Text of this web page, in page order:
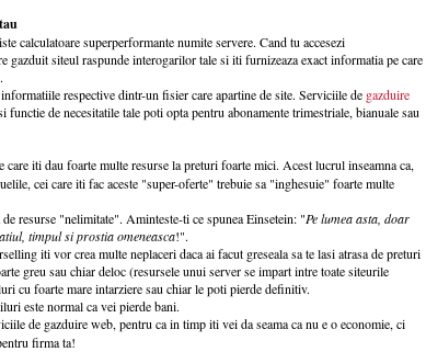
calculatoare superperformante numite servere. Cand tu accesezi
gazduit siteul raspunde interogarilor tale si iti furnizeaza exact informatia pe care
respective dintr-un fisier care apartine de site. Serviciile de gazduire
functie de necesitatile tale poti opta pentru abonamente trimestriale, bianuale sau
care iti dau foarte multe resurse la preturi foarte mici. Acest lucrul inseamna ca,
cei care iti fac aceste "super-oferte" trebuie sa "inghesuie" foarte multe
resurse "nelimitate". Aminteste-ti ce spunea Einsetein: "Pe lumea asta, doar
timpul si prostia omeneasca!".
iti vor crea multe neplaceri daca ai facut greseala sa te lasi atrasa de preturi
greu sau chiar deloc (resursele unui server se impart intre toate siteurile
cu foarte mare intarziere sau chiar le poti pierde definitiv.
este normal ca vei pierde bani.
de gazduire web, pentru ca in timp iti vei da seama ca nu e o economie, ci
firma ta!